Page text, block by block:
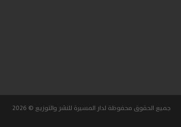
جميع الحقوق محفوظة لدار المسيرة للنشر والتوزيع © 2026